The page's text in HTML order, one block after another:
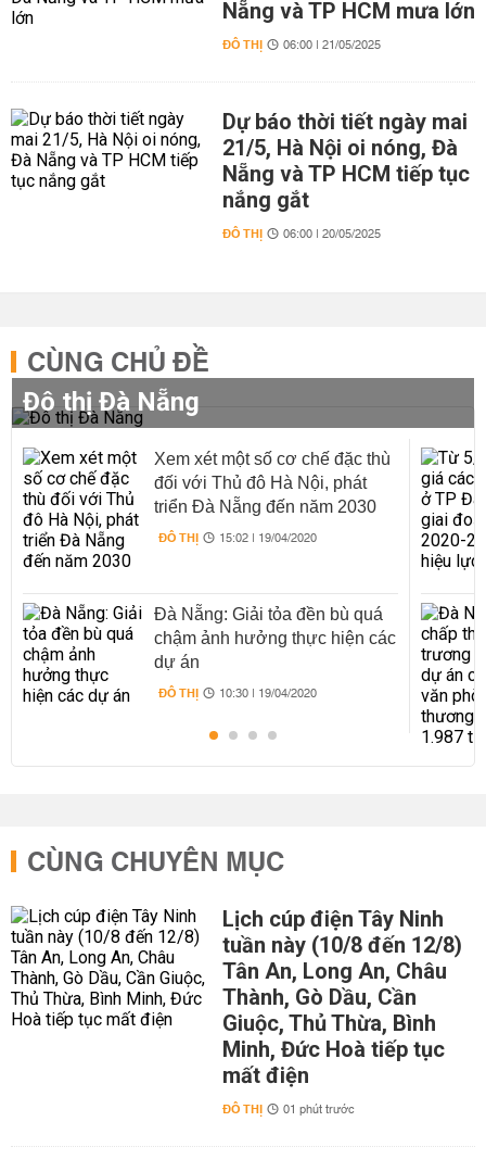
Nẵng và TP HCM mưa lớn
ĐÔ THỊ 06:00 | 21/05/2025
Dự báo thời tiết ngày mai
21/5, Hà Nội oi nóng, Đà
Nẵng và TP HCM tiếp tục
nắng gắt
ĐÔ THỊ 06:00 | 20/05/2025
CÙNG CHỦ ĐỀ
Đô thị Đà Nẵng
Xem xét một số cơ chế đặc thù
đối với Thủ đô Hà Nội, phát
triển Đà Nẵng đến năm 2030
ĐÔ THỊ 15:02 | 19/04/2020
Đà Nẵng: Giải tỏa đền bù quá
chậm ảnh hưởng thực hiện các
dự án
ĐÔ THỊ 10:30 | 19/04/2020
CÙNG CHUYÊN MỤC
Lịch cúp điện Tây Ninh
tuần này (10/8 đến 12/8)
Tân An, Long An, Châu
Thành, Gò Dầu, Cần
Giuộc, Thủ Thừa, Bình
Minh, Đức Hoà tiếp tục
mất điện
ĐÔ THỊ 01 phút trước